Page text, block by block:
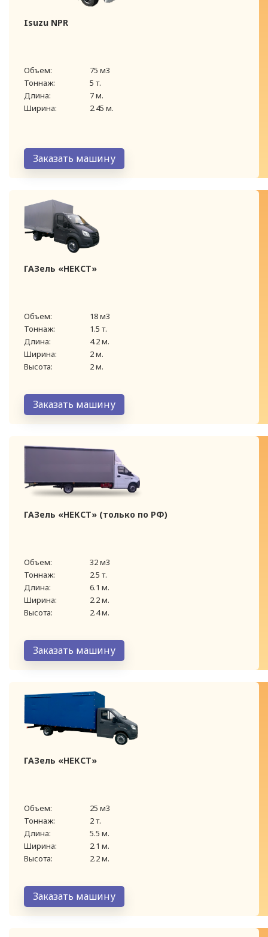
Isuzu NPR
Объем:
75 м3
Тоннаж:
5 т.
Длина:
7 м.
Ширина:
2.45 м.
Заказать машину
ГАЗель «НЕКСТ»
Объем:
18 м3
Тоннаж:
1.5 т.
Длина:
4.2 м.
Ширина:
2 м.
Высота:
2 м.
Заказать машину
ГАЗель «НЕКСТ» (только по РФ)
Объем:
32 м3
Тоннаж:
2.5 т.
Длина:
6.1 м.
Ширина:
2.2 м.
Высота:
2.4 м.
Заказать машину
ГАЗель «НЕКСТ»
Объем:
25 м3
Тоннаж:
2 т.
Длина:
5.5 м.
Ширина:
2.1 м.
Высота:
2.2 м.
Заказать машину